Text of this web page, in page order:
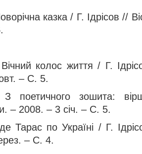
казка / Г. Ідрісов //
Вічний колос життя / Г.
– С. 5.
З поетичного зошита:
– 2008. – 3 січ. – С. 5.
Тарас по Україні / Г.
– С. 4.